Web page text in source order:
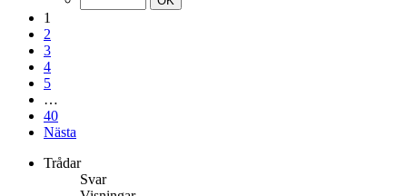
1
2
3
4
5
…
40
Nästa
Trådar
Svar